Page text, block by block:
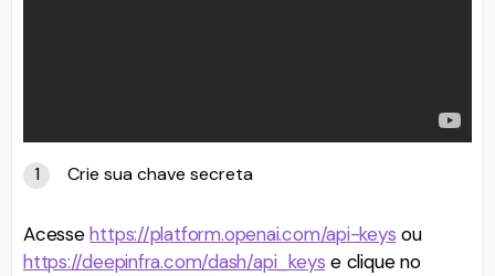
Crie sua chave secreta
Acessehttps://platform.openai.com/api-keys ou
https://deepinfra.com/dash/api_keys e clique no